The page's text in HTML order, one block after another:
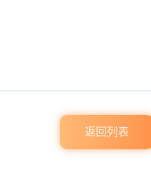
返回列表